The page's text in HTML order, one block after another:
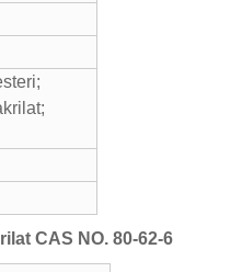
CAS NO. 80-62-6